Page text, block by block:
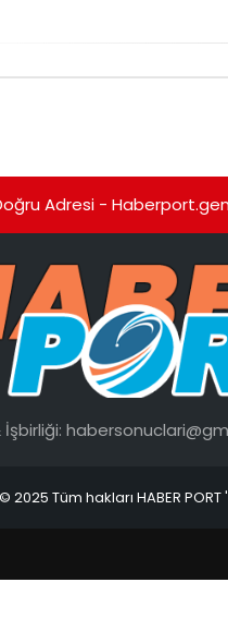
Adresi -
Tüm hakları HABER PORT